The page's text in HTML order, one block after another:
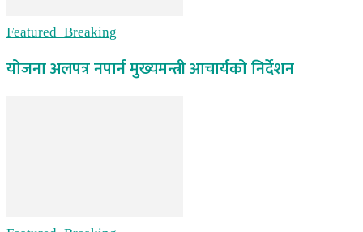
Featured_Breaking
योजना अलपत्र नपार्न मुख्यमन्त्री आचार्यको निर्देशन